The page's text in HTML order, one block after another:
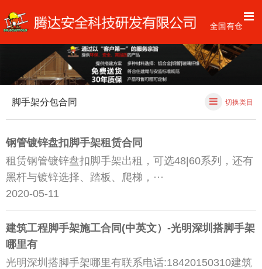
脚手架分包合同 切换类目
钢管镀锌盘扣脚手架租赁合同
租赁钢管镀锌盘扣脚手架出租，可选48|60系列，还有
黑杆与镀锌选择、踏板、爬梯，···
2020-05-11
建筑工程脚手架施工合同(中英文）-光明深圳搭脚手架
哪里有
光明深圳搭脚手架哪里有联系电话:18420150310建筑